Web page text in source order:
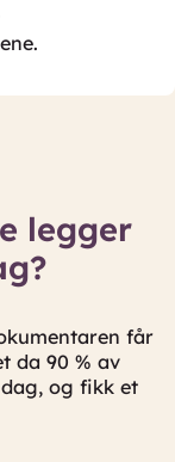
legger
får
da 90 % av
og fikk et